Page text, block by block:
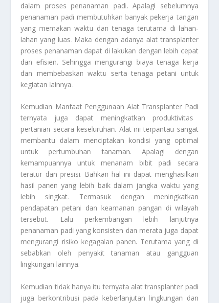
dalam proses penanaman padi. Apalagi sebelumnya
penanaman padi membutuhkan banyak pekerja tangan
yang memakan waktu dan tenaga terutama di lahan-
lahan yang luas. Maka dengan adanya alat transplanter
proses penanaman dapat di lakukan dengan lebih cepat
dan efisien. Sehingga mengurangi biaya tenaga kerja
dan membebaskan waktu serta tenaga petani untuk
kegiatan lainnya.
Kemudian Manfaat Penggunaan Alat Transplanter Padi
ternyata juga dapat meningkatkan produktivitas
pertanian secara keseluruhan. Alat ini terpantau sangat
membantu dalam menciptakan kondisi yang optimal
untuk pertumbuhan tanaman. Apalagi dengan
kemampuannya untuk menanam bibit padi secara
teratur dan presisi. Bahkan hal ini dapat menghasilkan
hasil panen yang lebih baik dalam jangka waktu yang
lebih singkat. Termasuk dengan meningkatkan
pendapatan petani dan keamanan pangan di wilayah
tersebut. Lalu perkembangan lebih lanjutnya
penanaman padi yang konsisten dan merata juga dapat
mengurangi risiko kegagalan panen. Terutama yang di
sebabkan oleh penyakit tanaman atau gangguan
lingkungan lainnya.
Kemudian tidak hanya itu ternyata alat transplanter padi
juga berkontribusi pada keberlanjutan lingkungan dan